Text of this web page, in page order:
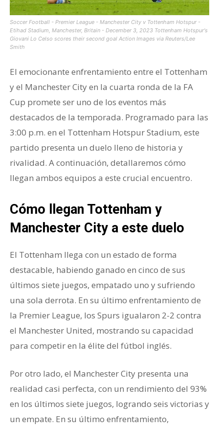
Soccer Football - Premier League - Manchester City v Tottenham Hotspur -
Etihad Stadium, Manchester, Britain - December 3, 2023 Tottenham Hotspur's
Giovani Lo Celso scores their second goal Action Images via Reuters/Lee
Smith
El emocionante enfrentamiento entre el Tottenham
y el Manchester City en la cuarta ronda de la FA
Cup promete ser uno de los eventos más
destacados de la temporada. Programado para las
3:00 p.m. en el Tottenham Hotspur Stadium, este
partido presenta un duelo lleno de historia y
rivalidad. A continuación, detallaremos cómo
llegan ambos equipos a este crucial encuentro.
Cómo llegan Tottenham y
Manchester City a este duelo
El Tottenham llega con un estado de forma
destacable, habiendo ganado en cinco de sus
últimos siete juegos, empatado uno y sufriendo
una sola derrota. En su último enfrentamiento de
la Premier League, los Spurs igualaron 2-2 contra
el Manchester United, mostrando su capacidad
para competir en la élite del fútbol inglés.
Por otro lado, el Manchester City presenta una
realidad casi perfecta, con un rendimiento del 93%
en los últimos siete juegos, logrando seis victorias y
un empate. En su último enfrentamiento,